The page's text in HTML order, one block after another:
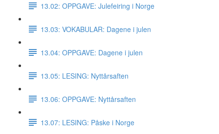
13.02: OPPGAVE: Julefeiring i Norge
13.03: VOKABULAR: Dagene i julen
13.04: OPPGAVE: Dagene i julen
13.05: LESING: Nyttårsaften
13.06: OPPGAVE: Nyttårsaften
13.07: LESING: Påske i Norge